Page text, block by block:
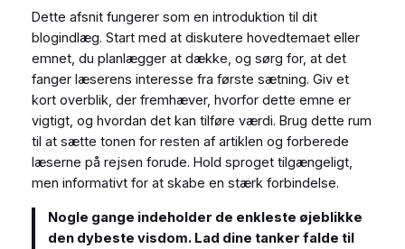
Dette afsnit fungerer som en introduktion til dit
blogindlæg. Start med at diskutere hovedtemaet eller
emnet, du planlægger at dække, og sørg for, at det
fanger læserens interesse fra første sætning. Giv et
kort overblik, der fremhæver, hvorfor dette emne er
vigtigt, og hvordan det kan tilføre værdi. Brug dette rum
til at sætte tonen for resten af artiklen og forberede
læserne på rejsen forude. Hold sproget tilgængeligt,
men informativt for at skabe en stærk forbindelse.
Nogle gange indeholder de enkleste øjeblikke
den dybeste visdom. Lad dine tanker falde til